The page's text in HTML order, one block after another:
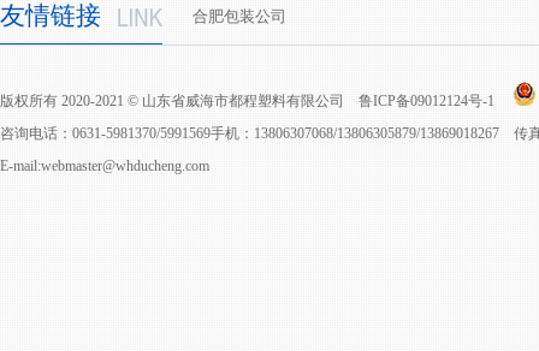
友情链接 合肥包装公司
版权所有 2020-2021 © 山东省威海市都程塑料有限公司 鲁ICP备09012124号-1
咨询电话：0631-5981370/5991569手机：13806307068/13806305879/13869018267
E-mail:webmaster@whducheng.com